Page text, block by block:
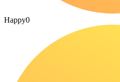
Happy0